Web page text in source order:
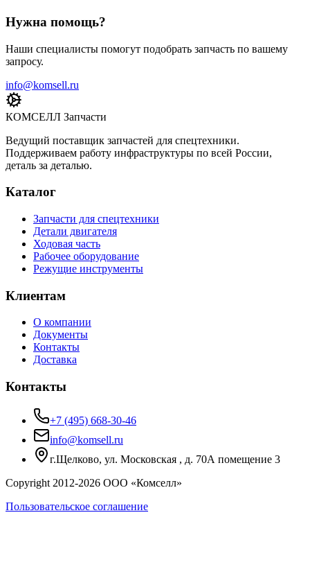
Нужна помощь?
Наши специалисты помогут подобрать запчасть по вашему
запросу.
info@komsell.ru
КОМСЕЛЛ Запчасти
Ведущий поставщик запчастей для спецтехники.
Поддерживаем работу инфраструктуры по всей России,
деталь за деталью.
Каталог
Запчасти для спецтехники
Детали двигателя
Ходовая часть
Рабочее оборудование
Режущие инструменты
Клиентам
О компании
Документы
Контакты
Доставка
Контакты
+7 (495) 668-30-46
info@komsell.ru
г.Щелково, ул. Московская , д. 70А помещение 3
Copyright 2012-2026 ООО «Комселл»
Пользовательское соглашение